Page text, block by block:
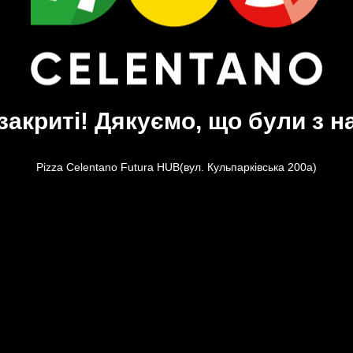
Дякуємо, що були з
Pizza Celentano Futura HUB(вул. Кульпарківська 200а)